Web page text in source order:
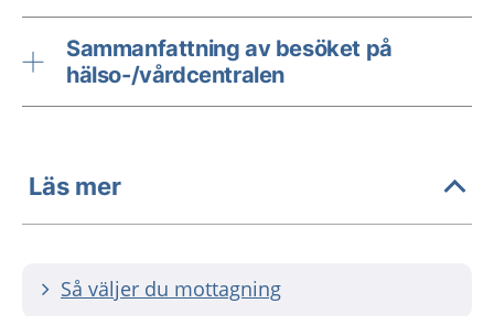
Sammanfattning av besöket på
hälso-/vårdcentralen
Läs mer
Så väljer du mottagning